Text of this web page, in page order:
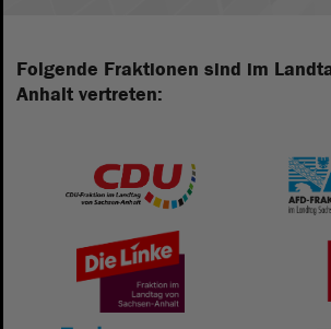
Folgende Fraktionen sind im
Anhalt vertreten: